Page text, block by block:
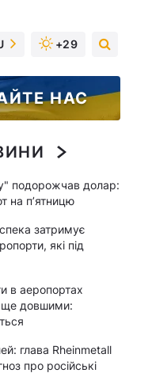
+29
НАС
подорожчав долар:
на п’ятницю
затримує
які під
в аеропортах
ще довшими:
глава Rheinmetall
про російські